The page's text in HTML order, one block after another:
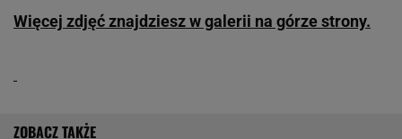
Więcej zdjęć znajdziesz w galerii na górze strony.